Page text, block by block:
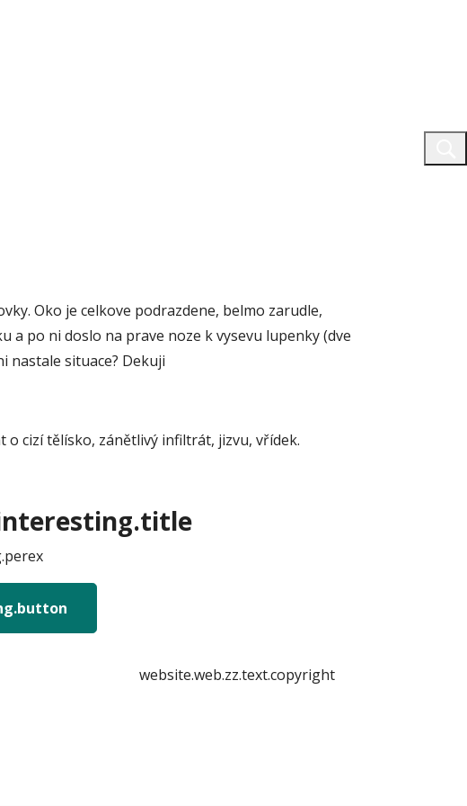
Oko je celkove podrazdene, belmo zarudle,
a po ni doslo na prave noze k vysevu lupenky (dve
nastale situace? Dekuji
o cizí tělísko, zánětlivý infiltrát, jizvu, vřídek.
website.web.zz.text.copyright